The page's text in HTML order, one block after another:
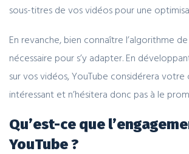
sous-titres de vos vidéos pour une
En revanche, bien connaître l’algorithme
nécessaire pour s’y adapter. En
sur vos vidéos, YouTube considérera
intéressant et n’hésitera donc pas à le
Qu’est-ce que
YouTube ?